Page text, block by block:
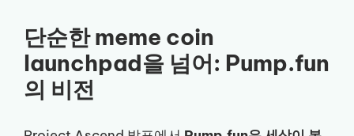
단순한 meme coin
launchpad을 넘어: Pump.fun
의 비전